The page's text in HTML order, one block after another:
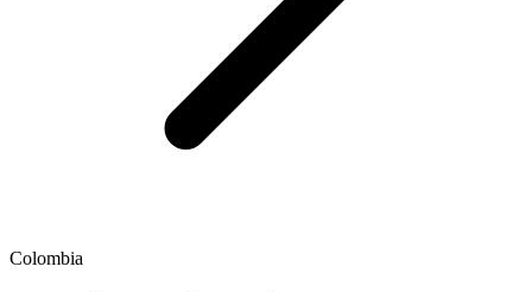
Colombia